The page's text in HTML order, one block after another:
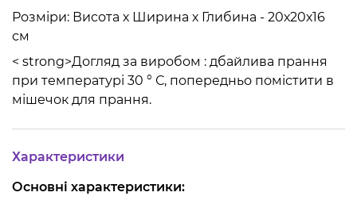
Розміри: Висота х Ширина х Глибина - 20х20х16
см
< strong>Догляд за виробом : дбайлива прання
при температурі 30 ° С, попередньо помістити в
мішечок для прання.
Характеристики
Основні характеристики: